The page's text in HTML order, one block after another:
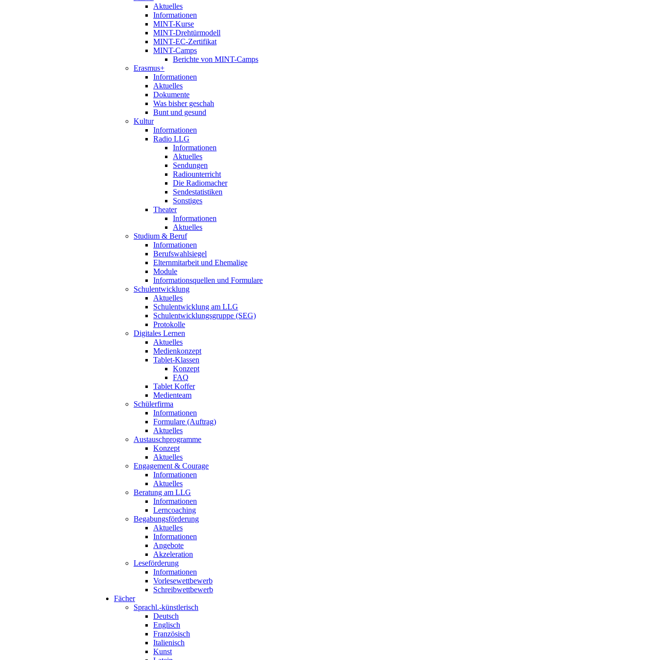
Aktuelles
Informationen
MINT-Kurse
MINT-Drehtürmodell
MINT-EC-Zertifikat
MINT-Camps
Berichte von MINT-Camps
Erasmus+
Informationen
Aktuelles
Dokumente
Was bisher geschah
Bunt und gesund
Kultur
Informationen
Radio LLG
Informationen
Aktuelles
Sendungen
Radiounterricht
Die Radiomacher
Sendestatistiken
Sonstiges
Theater
Informationen
Aktuelles
Studium & Beruf
Informationen
Berufswahlsiegel
Elternmitarbeit und Ehemalige
Module
Informationsquellen und Formulare
Schulentwicklung
Aktuelles
Schulentwicklung am LLG
Schulentwicklungsgruppe (SEG)
Protokolle
Digitales Lernen
Aktuelles
Medienkonzept
Tablet-Klassen
Konzept
FAQ
Tablet Koffer
Medienteam
Schülerfirma
Informationen
Formulare (Auftrag)
Aktuelles
Austauschprogramme
Konzept
Aktuelles
Engagement & Courage
Informationen
Aktuelles
Beratung am LLG
Informationen
Lerncoaching
Begabungsförderung
Aktuelles
Informationen
Angebote
Akzeleration
Leseförderung
Informationen
Vorlesewettbewerb
Schreibwettbewerb
Fächer
Sprachl.-künstlerisch
Deutsch
Englisch
Französisch
Italienisch
Kunst